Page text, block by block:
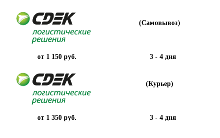
(Самовывоз)
от 1 150 руб. 3 - 4 дня
(Курьер)
от 1 350 руб. 3 - 4 дня